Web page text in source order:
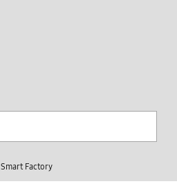
Smart Factory